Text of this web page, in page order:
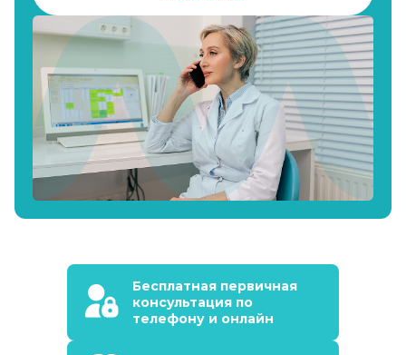
Бесплатная первичная
консультация по
телефону и онлайн